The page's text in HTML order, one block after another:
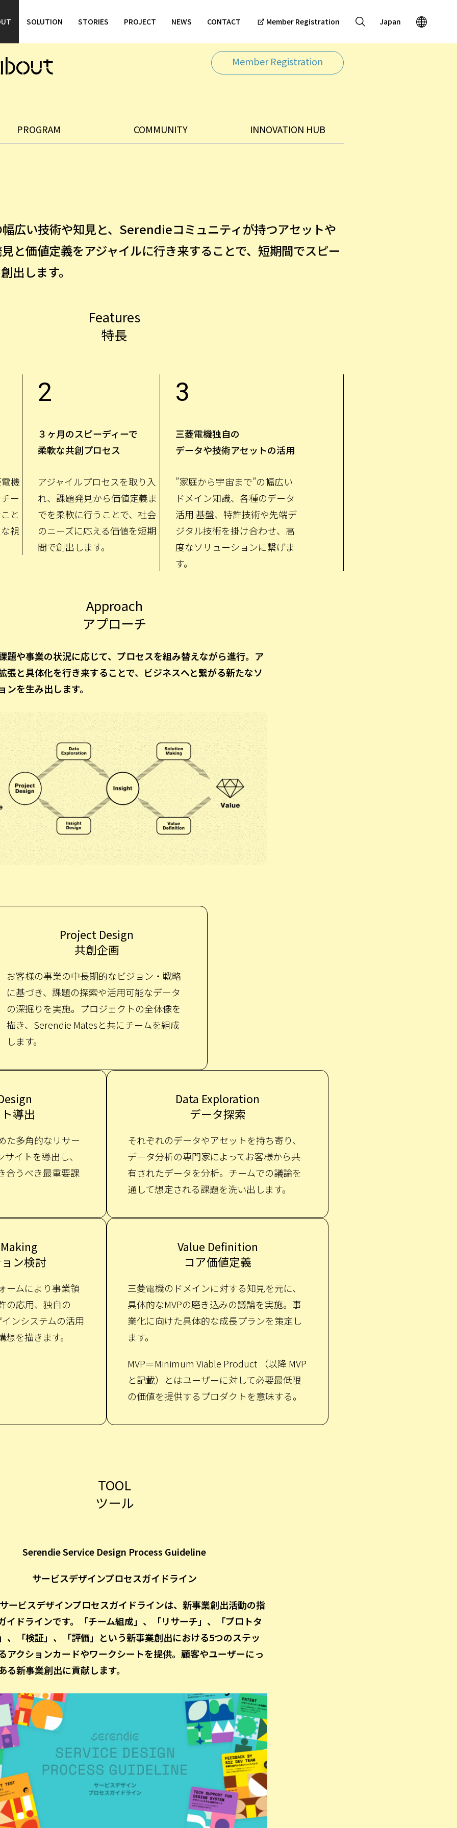
SOLUTION STORIES PROJECT NEWS CONTACT Member Registration Japan
Member Registration
PROGRAM COMMUNITY INNOVATION HUB
広い技術や知見と、Serendieコミュニティが持つアセットや
と価値定義をアジャイルに行き来することで、短期間でスピー
出します。
Features
特長
機
ー
と
視
2
３ヶ月のスピーディーで
柔軟な共創プロセス
アジャイルプロセスを取り入
れ、課題発見から価値定義ま
でを柔軟に行うことで、社会
のニーズに応える価値を短期
間で創出します。
3
三菱電機独自の
データや技術アセットの活用
”家庭から宇宙まで”の幅広い
ドメイン知識、各種のデータ
活用 基盤、特許技術や先端デ
ジタル技術を掛け合わせ、高
度なソリューションに繋げま
す。
Approach
アプローチ
題や事業の状況に応じて、プロセスを組み替えながら進行。ア
張と具体化を行き来することで、ビジネスへと繋がる新たなソ
ンを生み出します。
Project Design
共創企画
お客様の事業の中長期的なビジョン・戦略
に基づき、課題の探索や活用可能なデータ
の深掘りを実施。プロジェクトの全体像を
描き、Serendie Matesと共にチームを組成
します。
導出
た多角的なリサー
イトを導出し、
合うべき最重要課
Data Exploration
データ探索
それぞれのデータやアセットを持ち寄り、
データ分析の専門家によってお客様から共
有されたデータを分析。チームでの議論を
通して想定される課題を洗い出します。
ン検討
ームにより事業領
の応用、独自の
ンシステムの活用
を描きます。
Value Definition
コア価値定義
三菱電機のドメインに対する知見を元に、
具体的なMVPの磨き込みの議論を実施。事
業化に向けた具体的な成長プランを策定し
ます。
MVP＝Minimum Viable Product （以降 MVP
と記載）とはユーザーに対して必要最低限
の価値を提供するプロダクトを意味する。
TOOL
ツール
Serendie Service Design Process Guideline
サービスデザインプロセスガイドライン
ービスデザインプロセスガイドラインは、新事業創出活動の指
イドラインです。「チーム組成」、「リサーチ」、「プロトタ
、「検証」、「評価」という新事業創出における5つのステッ
アクションカードやワークシートを提供。顧客やユーザーにっ
る新事業創出に貢献します。